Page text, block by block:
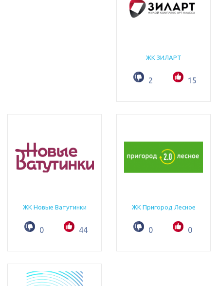
ЖК ЗИЛАРТ
2 15
ЖК Новые Ватутинки
0 44
ЖК Пригород Лесное
0 0